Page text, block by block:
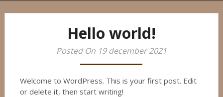
Hello world!
Posted On 19 december 2021
Welcome to WordPress. This is your first post. Edit
or delete it, then start writing!